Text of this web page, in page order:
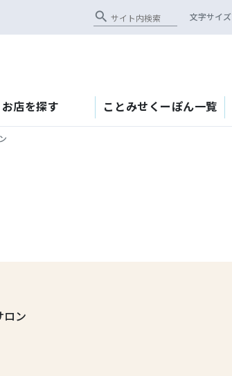
search 文字サイズ
お店を探す ことみせくーぽん一覧
ロン